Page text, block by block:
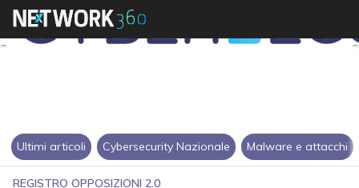
Ultimi articoli Cybersecurity Nazionale Malware e attacchi
REGISTRO OPPOSIZIONI 2.0